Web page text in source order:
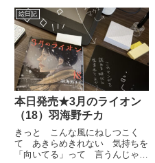
絵日記
本日発売★3月のライオン
（18）羽海野チカ
きっと こんな風にねしつこく
て あきらめきれない 気持ちを
「向いてる」って 言うんじゃ